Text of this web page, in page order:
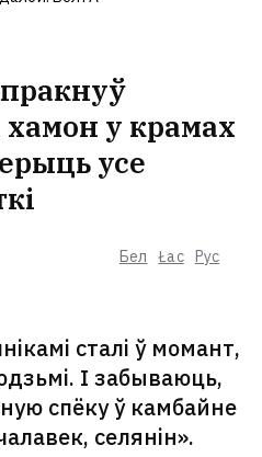
Бел Łac Рус
хамон у крамах
усе
сталі ў момант,
І забываюць,
спёку ў камбайне
селянін».